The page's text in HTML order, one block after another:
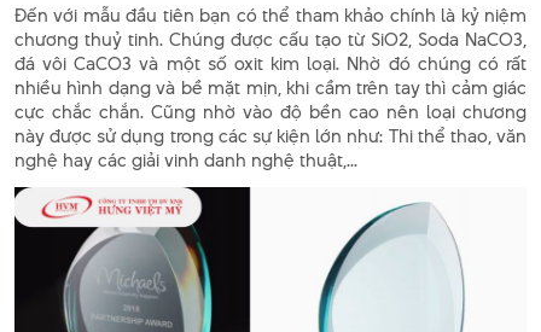
Đến với mẫu đầu tiên bạn có thể tham khảo chính là kỷ niệm
chương thuỷ tinh. Chúng được cấu tạo từ SiO2, Soda NaCO3,
đá vôi CaCO3 và một số oxit kim loại. Nhờ đó chúng có rất
nhiều hình dạng và bề mặt mịn, khi cầm trên tay thì cảm giác
cực chắc chắn. Cũng nhờ vào độ bền cao nên loại chương
này được sử dụng trong các sự kiện lớn như: Thi thể thao, văn
nghệ hay các giải vinh danh nghệ thuật,...